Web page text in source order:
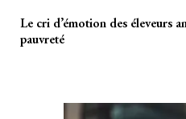
Le cri d’émotion des éleveurs
pauvreté